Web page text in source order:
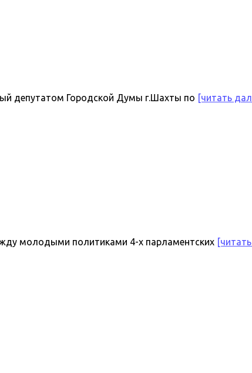
депутатом Городской Думы г.Шахты по [читать
молодыми политиками 4-х парламентских